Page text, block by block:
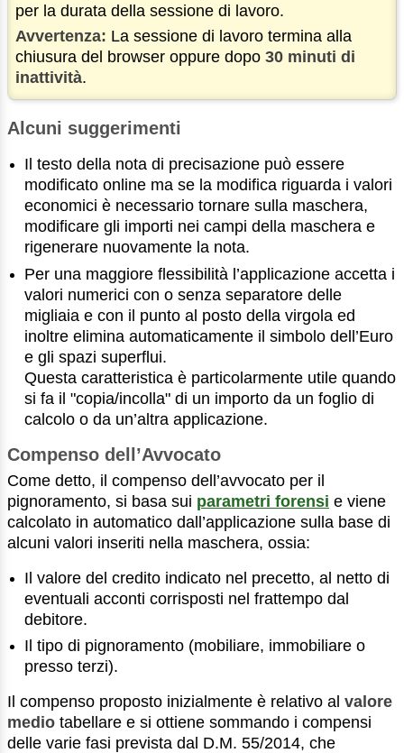
per la durata della sessione di lavoro.
Avvertenza: La sessione di lavoro termina alla
chiusura del browser oppure dopo 30 minuti di
inattività.
Alcuni suggerimenti
Il testo della nota di precisazione può essere
modificato online ma se la modifica riguarda i valori
economici è necessario tornare sulla maschera,
modificare gli importi nei campi della maschera e
rigenerare nuovamente la nota.
Per una maggiore flessibilità l’applicazione accetta i
valori numerici con o senza separatore delle
migliaia e con il punto al posto della virgola ed
inoltre elimina automaticamente il simbolo dell’Euro
e gli spazi superflui.
Questa caratteristica è particolarmente utile quando
si fa il "copia/incolla" di un importo da un foglio di
calcolo o da un’altra applicazione.
Compenso dell’Avvocato
Come detto, il compenso dell’avvocato per il
pignoramento, si basa sui parametri forensi e viene
calcolato in automatico dall’applicazione sulla base di
alcuni valori inseriti nella maschera, ossia:
Il valore del credito indicato nel precetto, al netto di
eventuali acconti corrisposti nel frattempo dal
debitore.
Il tipo di pignoramento (mobiliare, immobiliare o
presso terzi).
Il compenso proposto inizialmente è relativo al valore
medio tabellare e si ottiene sommando i compensi
delle varie fasi prevista dal D.M. 55/2014, che